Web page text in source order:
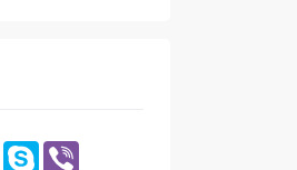
Message
Skype